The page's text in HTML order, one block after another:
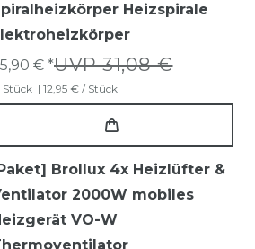
Heizspirale
UVP 31,08 €
€ *
Stück | 12,95 € / Stück
Brollux 4x Heizlüfter &
2000W mobiles
VO-W